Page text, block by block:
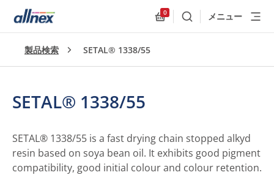
0
検索 メニュー
製品検索 SETAL® 1338/55
SETAL® 1338/55
SETAL® 1338/55 is a fast drying chain stopped alkyd
resin based on soya bean oil. It exhibits good pigment
compatibility, good initial colour and colour retention.